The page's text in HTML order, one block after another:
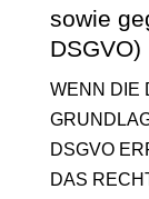
sowie
DSGVO)
WENN DIE
DSGVO
DAS